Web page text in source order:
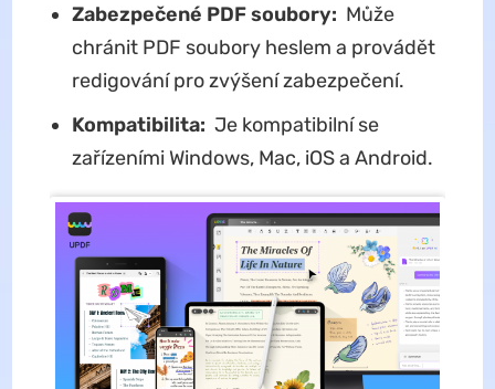
Zabezpečené PDF soubory: Může
chránit PDF soubory heslem a provádět
redigování pro zvýšení zabezpečení.
Kompatibilita: Je kompatibilní se
zařízeními Windows, Mac, iOS a Android.